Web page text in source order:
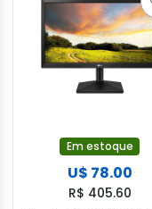
Em estoque
U$ 78.00
R$ 405.60